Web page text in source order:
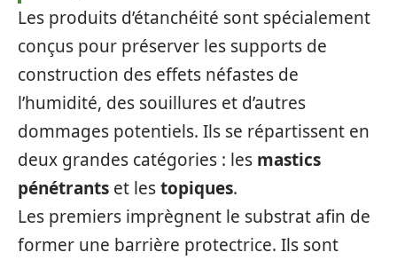
Les produits d’étanchéité sont spécialement
conçus pour préserver les supports de
construction des effets néfastes de
l’humidité, des souillures et d’autres
dommages potentiels. Ils se répartissent en
deux grandes catégories : les mastics
pénétrants et lestopiques.
Les premiers imprègnent le substrat afin de
former une barrière protectrice. Ils sont